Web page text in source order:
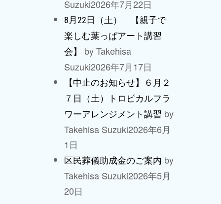
Suzuki2026年7月22日
8月22日（土） 【親子で
楽しむ葉っぱアート講習
会】
by Takehisa
Suzuki2026年7月17日
【中止のお知らせ】６月２
７日（土）トロピカルフラ
ワーアレンジメント講習 by
Takehisa Suzuki2026年6月
1日
区民葬儀助成金のご案内 by
Takehisa Suzuki2026年5月
20日